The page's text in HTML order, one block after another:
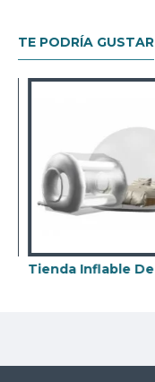
TE PODRÍA GUSTAR